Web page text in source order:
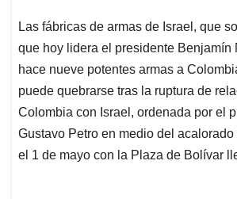
Las fábricas de armas de Israel, que
que hoy lidera el presidente Benjamín
hace nueve potentes armas a
puede quebrarse tras la ruptura de
Colombia con Israel, ordenada por el
Gustavo Petro en medio del
el 1 de mayo con la Plaza de Bolívar